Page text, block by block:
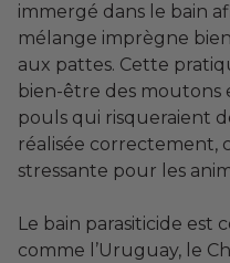
immergé dans le bain
mélange imprègne
aux pattes. Cette
bien-être des moutons
pouls qui risqueraient
réalisée correctement,
stressante pour les
Le bain parasiticide est
comme l’Uruguay, le